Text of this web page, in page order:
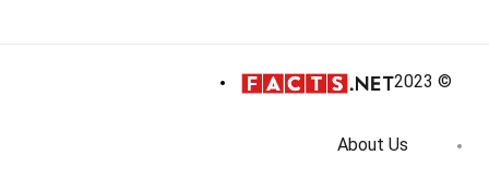
© 2023
About Us